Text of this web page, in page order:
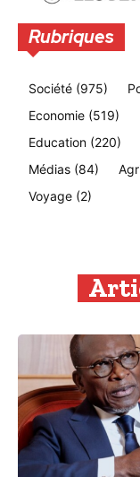
Rubriques
Société (975)
Economie (519)
Education (220)
Médias (84)
Voyage (2)